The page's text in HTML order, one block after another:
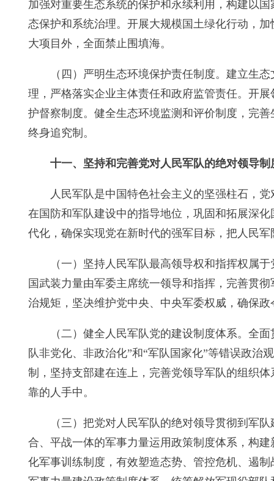
加强对重要生态系统的保护和永续利用，构建以
态保护和系统治理。开展大规模国土绿化行动，
大项目外，全面禁止围填海。
（四）严明生态环境保护责任制度。建立生
理，严格落实企业主体责任和政府监管责任。开
护督察制度。健全生态环境监测和评价制度，完
终身追究制。
十一、坚持和完善党对人民军队的绝对领导
人民军队是中国特色社会主义的坚强柱石，
在国防和军队建设中的指导地位，巩固和拓展深
代化，确保实现党在新时代的强军目标，把人民
（一）坚持人民军队最高领导权和指挥权属
国武装力量由军委主席统一领导和指挥，完善贯
治规矩，坚决维护党中央、中央军委权威，确保政
（二）健全人民军队党的建设制度体系。全
队非党化、非政治化”和“军队国家化”等错误政
制，坚持支部建在连上，完善党领导军队的组织
靠的人手中。
（三）把党对人民军队的绝对领导贯彻到军
合、平战一体的军事力量运用政策制度体系，构
化军事训练制度，有效塑造态势、管控危机、遏